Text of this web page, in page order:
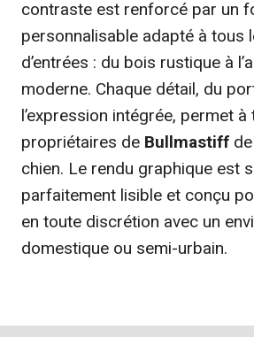
contraste est renforcé par un
personnalisable adapté à tous
d’entrées : du bois rustique à
moderne. Chaque détail, du
l’expression intégrée, permet à
propriétaires de Bullmastiff
chien. Le rendu graphique est
parfaitement lisible et conçu
en toute discrétion avec un
domestique ou semi-urbain.